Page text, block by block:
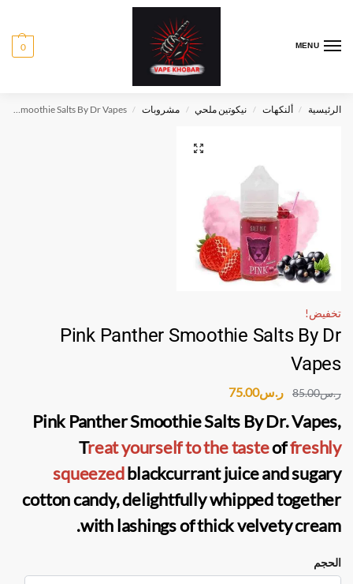
MENU
0
الرئيسية / ألنكهات / نيكوتين ملحي / مشروبات /
Pink Panther Smoothie Salts By Dr Vapes
تخفيض!
Pink Panther Smoothie Salts By Dr
Vapes
ر.س85.00 ر.س75.00
Pink Panther Smoothie Salts By Dr. Vapes,
Treat yourself to the tasteoffreshly
squeezedblackcurrant juice and sugary
cotton candy, delightfully whipped together
with lashings of thick velvety cream.
الحجم